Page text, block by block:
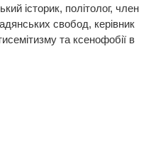
історик, політолог, член
свобод, керівник
та ксенофобії в